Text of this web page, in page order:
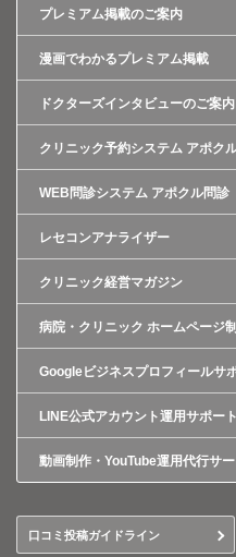
プレミアム掲載のご案内
漫画でわかるプレミアム掲載
ドクターズインタビューのご案内
クリニック予約システム アポク
WEB問診システム アポクル問診
レセコンアナライザー
クリニック経営マガジン
病院・クリニック ホームページ
Googleビジネスプロフィールサ
LINE公式アカウント運用サポート
動画制作・YouTube運用代行サ
口コミ投稿ガイドライン